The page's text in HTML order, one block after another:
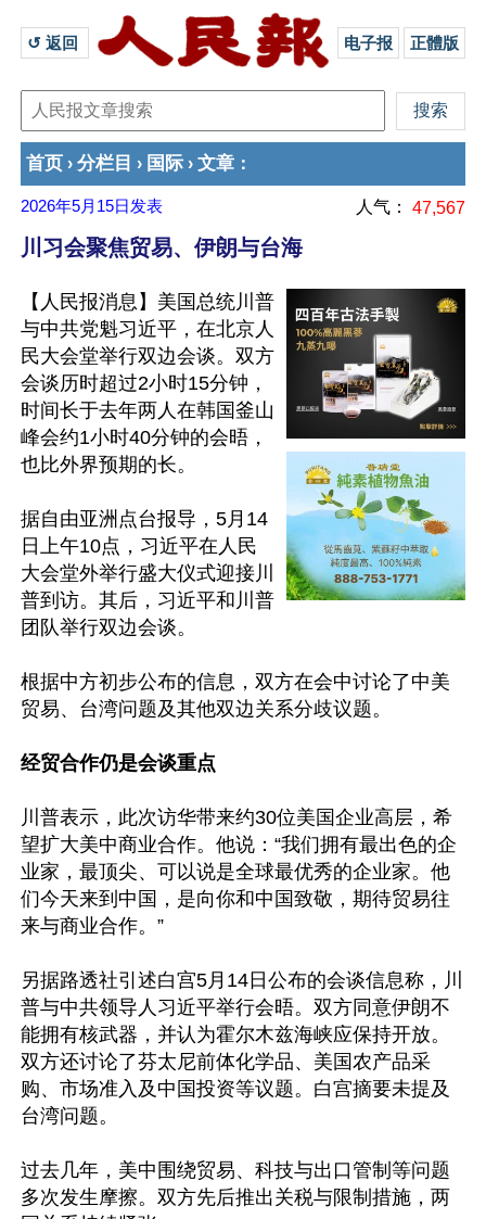
↺ 返回 电子报 正體版
首页 › 分栏目 › 国际 › 文章 ：
2026年5月15日 发表 人气： 47,567
川习会聚焦贸易、伊朗与台海
【人民报消息】美国总统川普
与中共党魁习近平，在北京人
民大会堂举行双边会谈。双方
会谈历时超过2小时15分钟，
时间长于去年两人在韩国釜山
峰会约1小时40分钟的会晤，
也比外界预期的长。
据自由亚洲点台报导，5月14
日上午10点，习近平在人民
大会堂外举行盛大仪式迎接川
普到访。其后，习近平和川普
团队举行双边会谈。
根据中方初步公布的信息，双方在会中讨论了中美
贸易、台湾问题及其他双边关系分歧议题。
经贸合作仍是会谈重点
川普表示，此次访华带来约30位美国企业高层，希
望扩大美中商业合作。他说：“我们拥有最出色的企
业家，最顶尖、可以说是全球最优秀的企业家。他
们今天来到中国，是向你和中国致敬，期待贸易往
来与商业合作。”
另据路透社引述白宫5月14日公布的会谈信息称，川
普与中共领导人习近平举行会晤。双方同意伊朗不
能拥有核武器，并认为霍尔木兹海峡应保持开放。
双方还讨论了芬太尼前体化学品、美国农产品采
购、市场准入及中国投资等议题。白宫摘要未提及
台湾问题。
过去几年，美中围绕贸易、科技与出口管制等问题
多次发生摩擦。双方先后推出关税与限制措施，两